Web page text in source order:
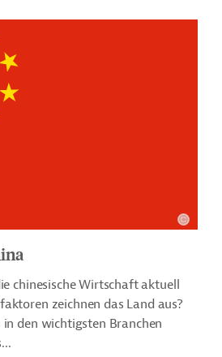
chinesische Wirtschaft aktuell
zeichnen das Land aus?
in den wichtigsten Branchen